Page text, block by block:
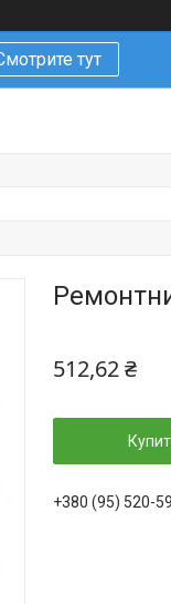
тут
512,62 ₴
+380 (95) 520-